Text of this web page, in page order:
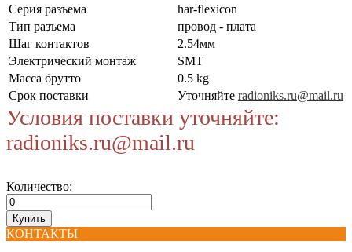
Серия разъема
har-flexicon
Тип разъема
провод - плата
Шаг контактов
2.54мм
Электрический монтаж
SMT
Масса брутто
0.5 kg
Срок поставки
Уточняйте radioniks.ru@mail.ru
Условия поставки уточняйте:
radioniks.ru@mail.ru
Количество:
КОНТАКТЫ